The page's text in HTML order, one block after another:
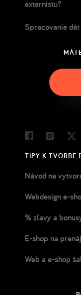
externistu?
Spracovanie dát
Facebook
TIPY K TVORBE
Návod na
Webdesign e-
% zľavy a
E-shop na
Web a e-shop